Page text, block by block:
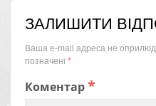
ЗАЛИШИТИ
Ваша e-mail адреса не
позначені *
Коментар*